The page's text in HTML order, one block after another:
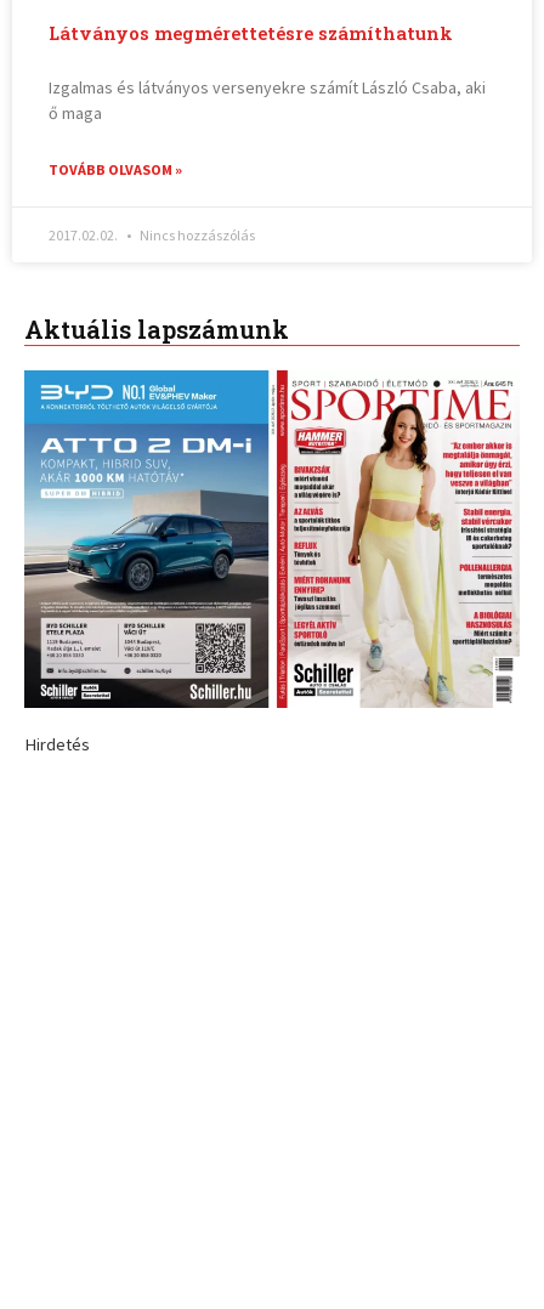
Látványos megmérettetésre számíthatunk
Izgalmas és látványos versenyekre számít László Csaba, aki
ő maga
TOVÁBB OLVASOM »
2017.02.02. Nincs hozzászólás
Aktuális lapszámunk
Hirdetés